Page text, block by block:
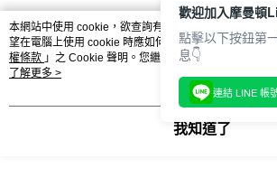
熱門標籤
本網站中使用 cookie，欲查詢有關本網站使用 cookie 方
望在電腦上使用 cookie 時應如何變更電腦的 cookie 設
權條款 」之 Cookie 聲明。您繼續使用本網站即表示您
用條款之 Cookie 聲明使用 cookie。
了解更多 >
我知道了
歡迎加入摩曼頓
點擊以下按鈕第
息👇
連結 LINE 帳